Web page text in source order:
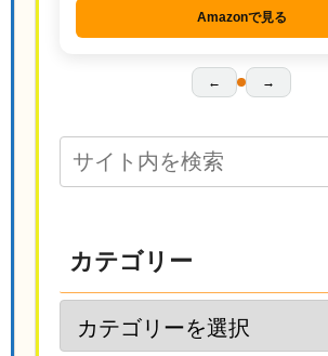
Amazonで見る
← →
カテゴリー